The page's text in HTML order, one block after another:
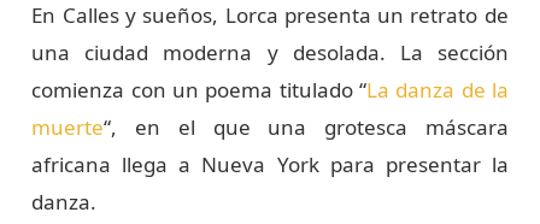
En Calles y sueños, Lorca presenta un retrato de
una ciudad moderna y desolada. La sección
comienza con un poema titulado “La danza de la
muerte“, en el que una grotesca máscara
africana llega a Nueva York para presentar la
danza.